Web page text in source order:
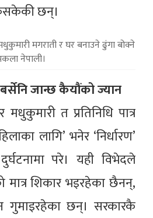
छन्।
मगराती र घर बनाउने ढुंगा बोक्ने
नेपाली।
जान्छ कैयौंको ज्यान
त प्रतिनिधि पात्र
लागि’ भनेर ‘निर्धारण’
परे। यही विभेदले
मात्र शिकार भइरहेका छैनन्,
छन्। सरकारकै